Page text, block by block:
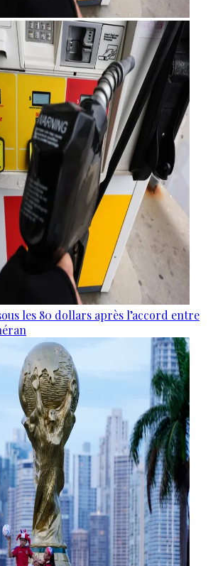
les 80 dollars après l’accord entre